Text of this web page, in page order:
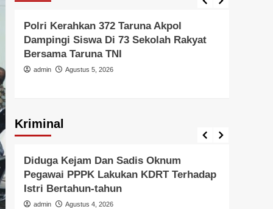
Polri Kerahkan 372 Taruna Akpol
Dampingi Siswa Di 73 Sekolah Rakyat
Bersama Taruna TNI
admin Agustus 5, 2026
Kriminal
Berita Polisi
Diduga Kejam Dan Sadis Oknum
Pegawai PPPK Lakukan KDRT Terhadap
Istri Bertahun-tahun
admin Agustus 4, 2026